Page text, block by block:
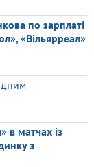
по зарплаті
«Вільярреал»
в матчах із
з